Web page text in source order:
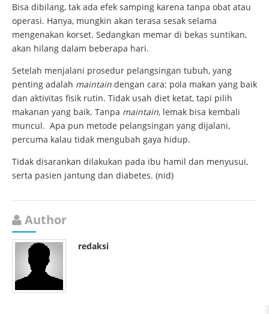
Bisa dibilang, tak ada efek samping karena tanpa obat atau
operasi. Hanya, mungkin akan terasa sesak selama
mengenakan korset. Sedangkan memar di bekas suntikan,
akan hilang dalam beberapa hari.
Setelah menjalani prosedur pelangsingan tubuh, yang
penting adalah maintain dengan cara: pola makan yang baik
dan aktivitas fisik rutin. Tidak usah diet ketat, tapi pilih
makanan yang baik. Tanpa maintain, lemak bisa kembali
muncul. Apa pun metode pelangsingan yang dijalani,
percuma kalau tidak mengubah gaya hidup.
Tidak disarankan dilakukan pada ibu hamil dan menyusui,
serta pasien jantung dan diabetes. (nid)
Author
redaksi